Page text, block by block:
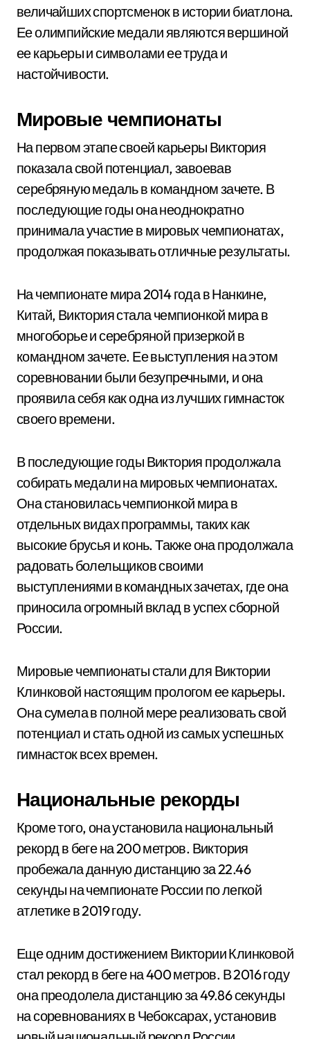
величайших спортсменок в истории биатлона.
Ее олимпийские медали являются вершиной
ее карьеры и символами ее труда и
настойчивости.
Мировые чемпионаты
На первом этапе своей карьеры Виктория
показала свой потенциал, завоевав
серебряную медаль в командном зачете. В
последующие годы она неоднократно
принимала участие в мировых чемпионатах,
продолжая показывать отличные результаты.
На чемпионате мира 2014 года в Нанкине,
Китай, Виктория стала чемпионкой мира в
многоборье и серебряной призеркой в
командном зачете. Ее выступления на этом
соревновании были безупречными, и она
проявила себя как одна из лучших гимнасток
своего времени.
В последующие годы Виктория продолжала
собирать медали на мировых чемпионатах.
Она становилась чемпионкой мира в
отдельных видах программы, таких как
высокие брусья и конь. Также она продолжала
радовать болельщиков своими
выступлениями в командных зачетах, где она
приносила огромный вклад в успех сборной
России.
Мировые чемпионаты стали для Виктории
Клинковой настоящим прологом ее карьеры.
Она сумела в полной мере реализовать свой
потенциал и стать одной из самых успешных
гимнасток всех времен.
Национальные рекорды
Кроме того, она установила национальный
рекорд в беге на 200 метров. Виктория
пробежала данную дистанцию за 22.46
секунды на чемпионате России по легкой
атлетике в 2019 году.
Еще одним достижением Виктории Клинковой
стал рекорд в беге на 400 метров. В 2016 году
она преодолела дистанцию за 49.86 секунды
на соревнованиях в Чебоксарах, установив